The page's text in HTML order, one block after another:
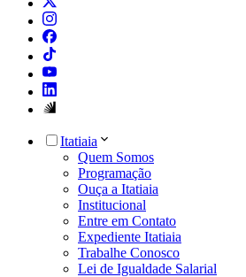
Itatiaia
Quem Somos
Programação
Ouça a Itatiaia
Institucional
Entre em Contato
Expediente Itatiaia
Trabalhe Conosco
Lei de Igualdade Salarial